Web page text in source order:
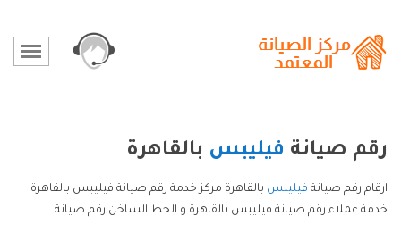
رقم صيانة فيليبس بالقاهرة
ارقام رقم صيانة فيليبس بالقاهرة مركز خدمة رقم صيانة فيليبس بالقاهرة
خدمة عملاء رقم صيانة فيليبس بالقاهرة و الخط الساخن رقم صيانة